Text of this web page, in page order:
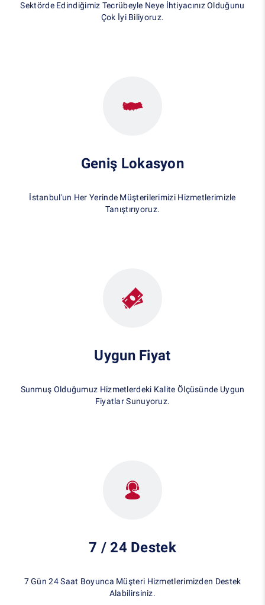
Sektörde Edindiğimiz Tecrübeyle Neye İhtiyacınız Olduğunu
Çok İyi Biliyoruz.
Geniş Lokasyon
İstanbul'un Her Yerinde Müşterilerimizi Hizmetlerimizle
Tanıştırıyoruz.
Uygun Fiyat
Sunmuş Olduğumuz Hizmetlerdeki Kalite Ölçüsünde Uygun
Fiyatlar Sunuyoruz.
7 / 24 Destek
7 Gün 24 Saat Boyunca Müşteri Hizmetlerimizden Destek
Alabilirsiniz.